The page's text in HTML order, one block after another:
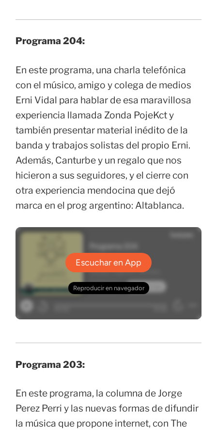
Programa 204:
En este programa, una charla telefónica
con el músico, amigo y colega de medios
Erni Vidal para hablar de esa maravillosa
experiencia llamada Zonda PojeKct y
también presentar material inédito de la
banda y trabajos solistas del propio Erni.
Además, Canturbe y un regalo que nos
hicieron a sus seguidores, y el cierre con
otra experiencia mendocina que dejó
marca en el prog argentino: Altablanca.
Programa 203:
En este programa, la columna de Jorge
Perez Perri y las nuevas formas de difundir
la música que propone internet, con The